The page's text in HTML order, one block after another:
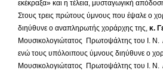
εκέκραξα» και η τέλεια, μυσταγωγική
Στους τρεις πρώτους ύμνους που έψαλε ο
διηύθυνε ο αναπληρωτής χοράρχης της, κ.
Μουσικολογιώτατος Πρωτοψάλτης του Ι. Ν.
ενώ τους υπόλοιπους ύμνους διηύθυνε ο
Μουσικολογιώτατος Πρωτοψάλτης του Ι.